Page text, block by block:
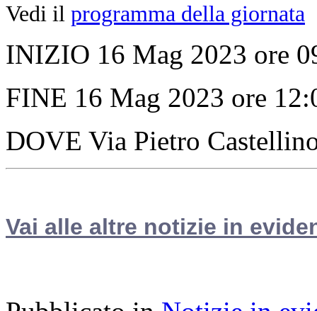
Vedi il programma della giornata
INIZIO 16 Mag 2023 ore
FINE 16 Mag 2023 ore
DOVE Via Pietro
Vai alle altre notizie in